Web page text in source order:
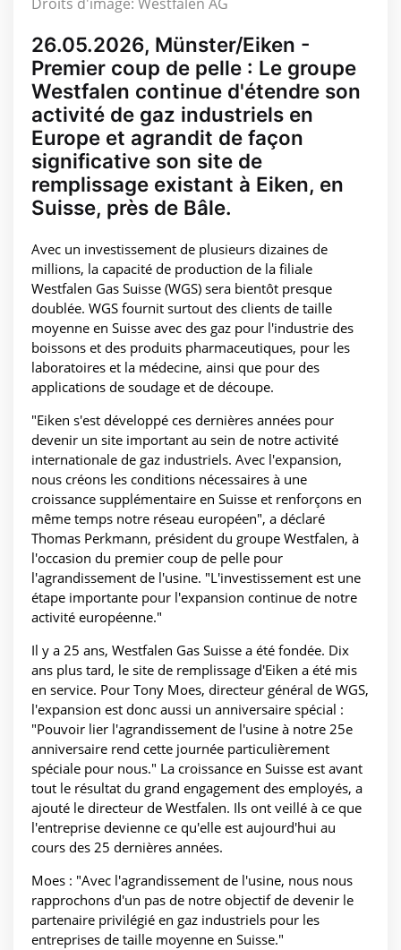
26.05.2026, Münster/Eiken -
Premier coup de pelle : Le groupe
Westfalen continue d'étendre son
activité de gaz industriels en
Europe et agrandit de façon
significative son site de
remplissage existant à Eiken, en
Suisse, près de Bâle.
Avec un investissement de plusieurs dizaines de
millions, la capacité de production de la filiale
Westfalen Gas Suisse (WGS) sera bientôt presque
doublée. WGS fournit surtout des clients de taille
moyenne en Suisse avec des gaz pour l'industrie des
boissons et des produits pharmaceutiques, pour les
laboratoires et la médecine, ainsi que pour des
applications de soudage et de découpe.
"Eiken s'est développé ces dernières années pour
devenir un site important au sein de notre activité
internationale de gaz industriels. Avec l'expansion,
nous créons les conditions nécessaires à une
croissance supplémentaire en Suisse et renforçons en
même temps notre réseau européen", a déclaré
Thomas Perkmann, président du groupe Westfalen, à
l'occasion du premier coup de pelle pour
l'agrandissement de l'usine. "L'investissement est une
étape importante pour l'expansion continue de notre
activité européenne."
Il y a 25 ans, Westfalen Gas Suisse a été fondée. Dix
ans plus tard, le site de remplissage d'Eiken a été mis
en service. Pour Tony Moes, directeur général de WGS,
l'expansion est donc aussi un anniversaire spécial :
"Pouvoir lier l'agrandissement de l'usine à notre 25e
anniversaire rend cette journée particulièrement
spéciale pour nous." La croissance en Suisse est avant
tout le résultat du grand engagement des employés, a
ajouté le directeur de Westfalen. Ils ont veillé à ce que
l'entreprise devienne ce qu'elle est aujourd'hui au
cours des 25 dernières années.
Moes : "Avec l'agrandissement de l'usine, nous nous
rapprochons d'un pas de notre objectif de devenir le
partenaire privilégié en gaz industriels pour les
entreprises de taille moyenne en Suisse."